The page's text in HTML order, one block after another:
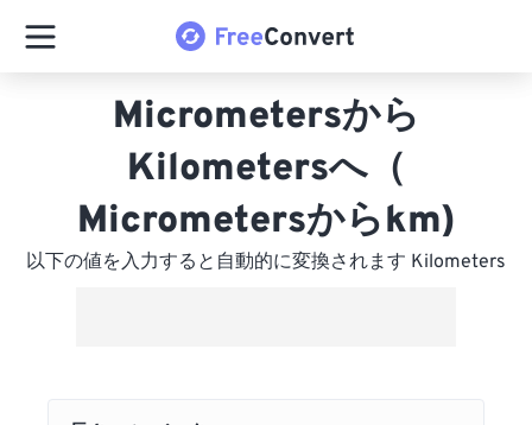
Micrometersから
Kilometersへ（
Micrometersからkm)
以下の値を入力すると自動的に変換されます Kilometers